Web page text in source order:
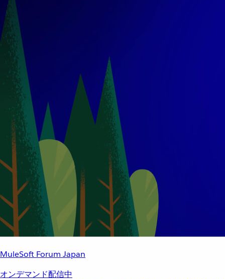
MuleSoft Forum Japan
オンデマンド配信中